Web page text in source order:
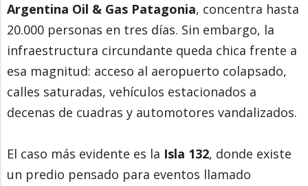
Argentina Oil & Gas Patagonia, concentra hasta
20.000 personas en tres días. Sin embargo, la
infraestructura circundante queda chica frente a
esa magnitud: acceso al aeropuerto colapsado,
calles saturadas, vehículos estacionados a
decenas de cuadras y automotores vandalizados.
El caso más evidente es la Isla 132, donde existe
un predio pensado para eventos llamado